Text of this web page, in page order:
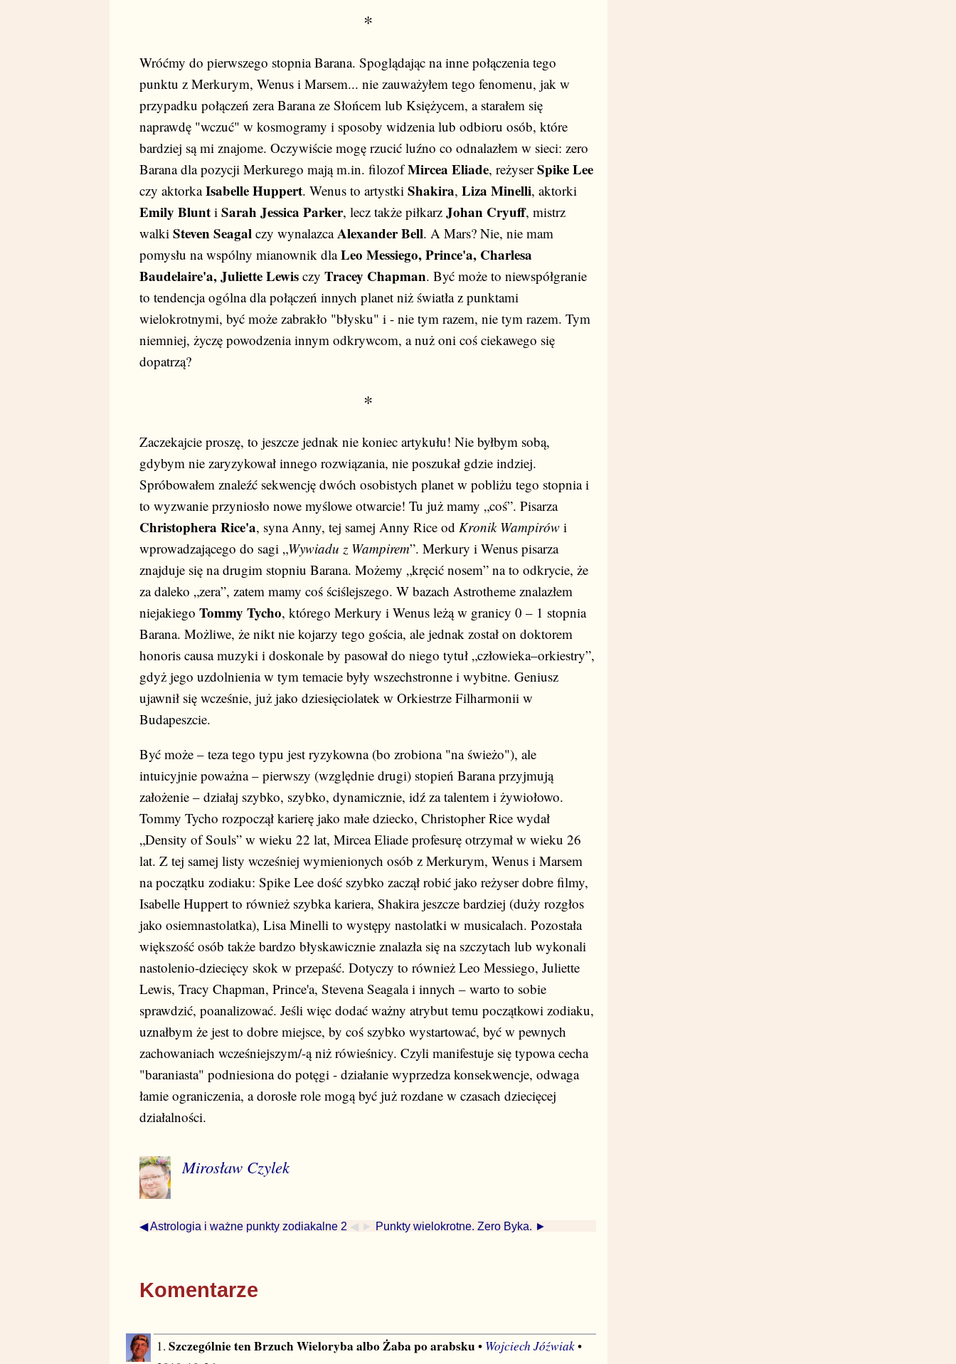
*
Wróćmy do pierwszego stopnia Barana. Spoglądając na inne połączenia tego
punktu z Merkurym, Wenus i Marsem... nie zauważyłem tego fenomenu, jak w
przypadku połączeń zera Barana ze Słońcem lub Księżycem, a starałem się
naprawdę "wczuć" w kosmogramy i sposoby widzenia lub odbioru osób, które
bardziej są mi znajome. Oczywiście mogę rzucić luźno co odnalazłem w sieci: zero
Barana dla pozycji Merkurego mają m.in. filozofMircea Eliade, reżyserSpike Lee
czy aktorkaIsabelle Huppert. Wenus to artystki Shakira, Liza Minelli, aktorki
Emily Blunt i Sarah Jessica Parker, lecz także piłkarz Johan Cryuff, mistrz
walki Steven Seagal czy wynalazcaAlexander Bell. A Mars? Nie, nie mam
pomysłu na wspólny mianownik dlaLeo Messiego, Prince'a, Charlesa
Baudelaire'a, Juliette Lewis czy Tracey Chapman. Być może to niewspółgranie
to tendencja ogólna dla połączeń innych planet niż światła z punktami
wielokrotnymi, być może zabrakło "błysku" i - nie tym razem, nie tym razem. Tym
niemniej, życzę powodzenia innym odkrywcom, a nuż oni coś ciekawego się
dopatrzą?
*
Zaczekajcie proszę, to jeszcze jednak nie koniec artykułu! Nie byłbym sobą,
gdybym nie zaryzykował innego rozwiązania, nie poszukał gdzie indziej.
Spróbowałem znaleźć sekwencję dwóch osobistych planet w pobliżu tego stopnia i
to wyzwanie przyniosło nowe myślowe otwarcie! Tu już mamy „coś”. Pisarza
Christophera Rice'a, syna Anny, tej samej Anny Rice od Kronik Wampirów i
wprowadzającego do sagi „Wywiadu z Wampirem”. Merkury i Wenus pisarza
znajduje się na drugim stopniu Barana. Możemy „kręcić nosem” na to odkrycie, że
za daleko „zera”, zatem mamy coś ściślejszego. W bazach Astrotheme znalazłem
niejakiego Tommy Tycho, którego Merkury i Wenus leżą w granicy 0 – 1 stopnia
Barana. Możliwe, że nikt nie kojarzy tego gościa, ale jednak został on doktorem
honoris causa muzyki i doskonale by pasował do niego tytuł „człowieka–orkiestry”,
gdyż jego uzdolnienia w tym temacie były wszechstronne i wybitne. Geniusz
ujawnił się wcześnie, już jako dziesięciolatek w Orkiestrze Filharmonii w
Budapeszcie.
Być może – teza tego typu jest ryzykowna (bo zrobiona "na świeżo"), ale
intuicyjnie poważna – pierwszy (względnie drugi) stopień Barana przyjmują
założenie – działaj szybko, szybko, dynamicznie, idź za talentem i żywiołowo.
Tommy Tycho rozpoczął karierę jako małe dziecko, Christopher Rice wydał
„Density of Souls” w wieku 22 lat, Mircea Eliade profesurę otrzymał w wieku 26
lat. Z tej samej listy wcześniej wymienionych osób z Merkurym, Wenus i Marsem
na początku zodiaku: Spike Lee dość szybko zaczął robić jako reżyser dobre filmy,
Isabelle Huppert to również szybka kariera, Shakira jeszcze bardziej (duży rozgłos
jako osiemnastolatka), Lisa Minelli to występy nastolatki w musicalach. Pozostała
większość osób także bardzo błyskawicznie znalazła się na szczytach lub wykonali
nastolenio-dziecięcy skok w przepaść. Dotyczy to również Leo Messiego, Juliette
Lewis, Tracy Chapman, Prince'a, Stevena Seagala i innych – warto to sobie
sprawdzić, poanalizować. Jeśli więc dodać ważny atrybut temu początkowi zodiaku,
uznałbym że jest to dobre miejsce, by coś szybko wystartować, być w pewnych
zachowaniach wcześniejszym/-ą niż rówieśnicy. Czyli manifestuje się typowa cecha
"baraniasta" podniesiona do potęgi - działanie wyprzedza konsekwencje, odwaga
łamie ograniczenia, a dorosłe role mogą być już rozdane w czasach dziecięcej
działalności.
Mirosław Czylek
◀ Astrologia i ważne punkty zodiakalne 2 ◀ ► Punkty wielokrotne. Zero Byka. ►
Komentarze
1. Szczególnie ten Brzuch Wieloryba albo Żaba po arabsku• Wojciech Jóźwiak•